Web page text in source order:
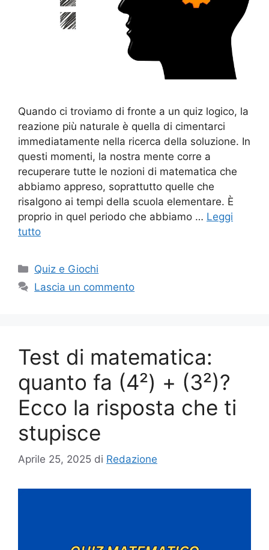
Quando ci troviamo di fronte a un quiz logico, la
reazione più naturale è quella di cimentarci
immediatamente nella ricerca della soluzione. In
questi momenti, la nostra mente corre a
recuperare tutte le nozioni di matematica che
abbiamo appreso, soprattutto quelle che
risalgono ai tempi della scuola elementare. È
proprio in quel periodo che abbiamo … Leggi
tutto
Categorie
Quiz e Giochi
Lascia un commento
Test di matematica:
quanto fa (4²) + (3²)?
Ecco la risposta che ti
stupisce
Aprile 25, 2025 di Redazione